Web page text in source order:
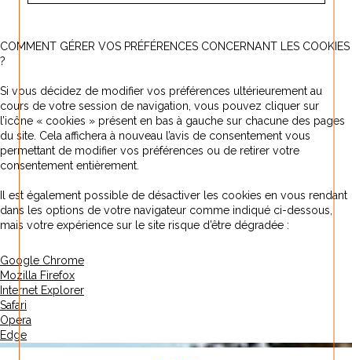
COMMENT GÉRER VOS PRÉFÉRENCES CONCERNANT LES COOKIES
?
Si vous décidez de modifier vos préférences ultérieurement au
cours de votre session de navigation, vous pouvez cliquer sur
l’icône « cookies » présent en bas à gauche sur chacune des pages
du site. Cela affichera à nouveau l’avis de consentement vous
permettant de modifier vos préférences ou de retirer votre
consentement entièrement.
Il est également possible de désactiver les cookies en vous rendant
dans les options de votre navigateur comme indiqué ci-dessous,
mais votre expérience sur le site risque d’être dégradée :
Google Chrome
Mozilla Firefox
Internet Explorer
Safari
Opera
Edge